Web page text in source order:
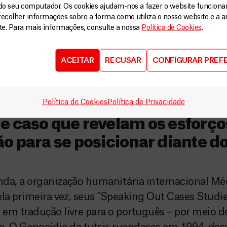
seu computador. Os cookies ajudam-nos a fazer o website
informações sobre a forma como utiliza o nosso website e a
Para mais informações, consulte a nossa Política de Cookies.
ACEITAR RECUSAR CONFIGURAR
Política de Cookies Política de Privacidade
a fazer parte da organização internacional
já atuou em mais de uma dezena de países
[…]
caso que revelam os
para se posicionar diante
a organização humanitária internacional
primeira vez, seus “Speaking Out Cases
tradução livre para o português – por meio